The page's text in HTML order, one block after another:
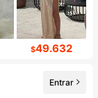
$49.632
Entrar